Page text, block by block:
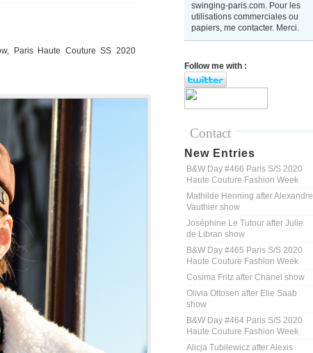
swinging-paris.com. Pour les
utilisations commerciales ou
papiers, me contacter. Merci.
Follow me with :
Contact
New Entries
B&W Day #466 Paris S/S 2020
Haute Couture Fashion Week
Mathilde Henning after Alexandre
Vauthier show
Joséphine Le Tutour after Julie
de Libran show
B&W Day #465 Paris S/S 2020
Haute Couture Fashion Week
Cosima Fritz after Chanel show
Olivia Ottosen after Elie Saab
show
B&W Day #464 Paris S/S 2020
Haute Couture Fashion Week
Alicja Tubilewicz after Alexis
Paris Haute Couture SS 2020